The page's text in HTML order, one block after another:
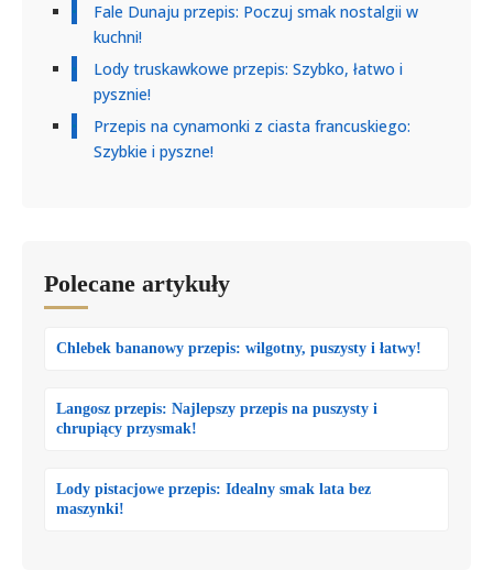
Fale Dunaju przepis: Poczuj smak nostalgii w
kuchni!
Lody truskawkowe przepis: Szybko, łatwo i
pysznie!
Przepis na cynamonki z ciasta francuskiego:
Szybkie i pyszne!
Polecane artykuły
Chlebek bananowy przepis: wilgotny, puszysty i łatwy!
Langosz przepis: Najlepszy przepis na puszysty i
chrupiący przysmak!
Lody pistacjowe przepis: Idealny smak lata bez
maszynki!